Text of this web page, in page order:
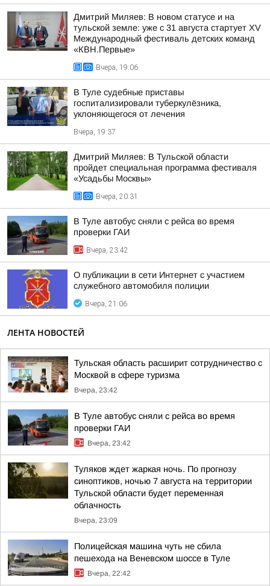
Дмитрий Миляев: В новом статусе и на
тульской земле: уже с 31 августа стартует XV
Международный фестиваль детских команд
«КВН.Первые»
Вчера, 19:06
В Туле судебные приставы
госпитализировали туберкулёзника,
уклоняющегося от лечения
Вчера, 19:37
Дмитрий Миляев: В Тульской области
пройдет специальная программа фестиваля
«Усадьбы Москвы»
Вчера, 20:31
В Туле автобус сняли с рейса во время
проверки ГАИ
Вчера, 23:42
О публикации в сети Интернет с участием
служебного автомобиля полиции
Вчера, 21:06
ЛЕНТА НОВОСТЕЙ
Тульская область расширит сотрудничество с
Москвой в сфере туризма
Вчера, 23:42
В Туле автобус сняли с рейса во время
проверки ГАИ
Вчера, 23:42
Туляков ждет жаркая ночь. По прогнозу
синоптиков, ночью 7 августа на территории
Тульской области будет переменная
облачность
Вчера, 23:09
Полицейская машина чуть не сбила
пешехода на Веневском шоссе в Туле
Вчера, 22:42